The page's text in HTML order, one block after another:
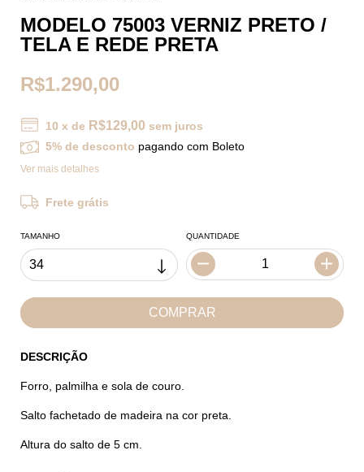
MODELO 75003 VERNIZ PRETO /
TELA E REDE PRETA
R$1.290,00
10 x de R$129,00 sem juros
5% de desconto pagando com Boleto
Ver mais detalhes
Frete grátis
TAMANHO QUANTIDADE
DESCRIÇÃO
Forro, palmilha e sola de couro.
Salto fachetado de madeira na cor preta.
Altura do salto de 5 cm.